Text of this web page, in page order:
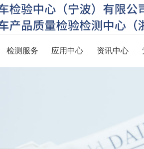
检测服务 应用中心 资讯中心